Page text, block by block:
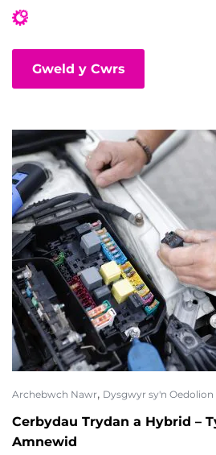
Gweld y Cwrs
Archebwch Nawr, Dysgwyr sy'n Oedolion
Cerbydau Trydan a Hybrid –
Amnewid